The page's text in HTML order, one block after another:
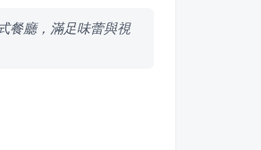
餐廳，滿足味蕾與視